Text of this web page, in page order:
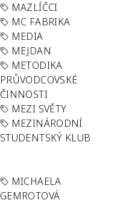
MAZLÍČCI
MC FABRIKA
MEDIA
MEJDAN
METODIKA
PRŮVODCOVSKÉ
ČINNOSTI
MEZI SVĚTY
MEZINÁRODNÍ
STUDENTSKÝ KLUB
MICHAELA
GEMROTOVÁ